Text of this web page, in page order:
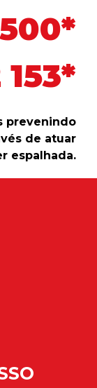
prevenindo
de atuar
espalhada.